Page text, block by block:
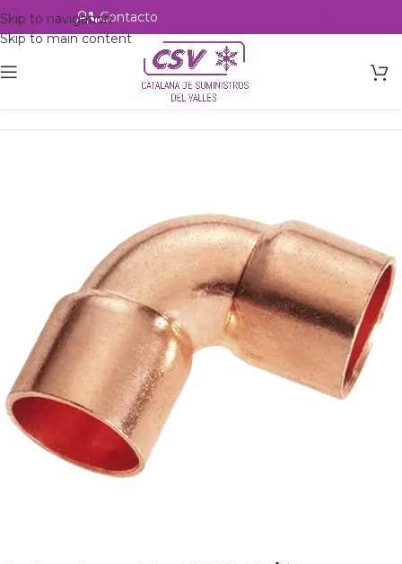
Skip to navigation
Skip to main content
Contacto
Accesorios Cobre Codo 90 H-H